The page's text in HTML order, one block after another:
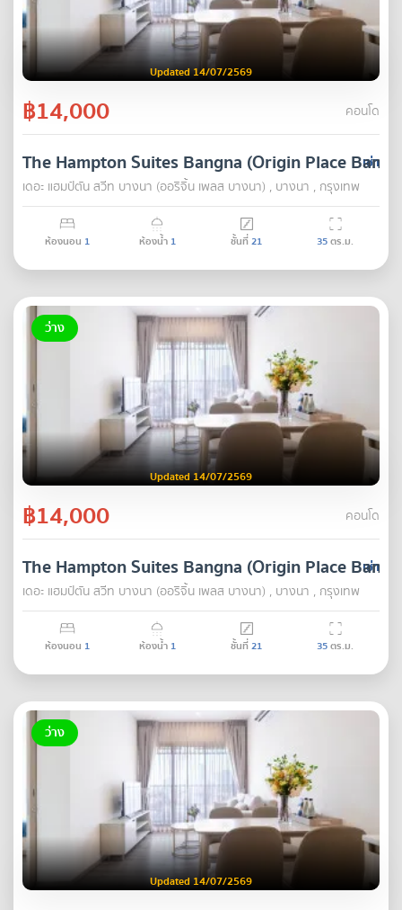
Updated 14/07/2569
฿14,000 คอนโด
เช่า
The Hampton Suites Bangna (Origin Place
เดอะ แฮมป์ตัน สวีท บางนา (ออริจิ้น เพลส บางนา) , บางนา , กรุงเทพ
ห้องนอน 1 ห้องน้ำ 1 ชั้นที่21 35ตร.ม.
ว่าง
Updated 14/07/2569
฿14,000 คอนโด
เช่า
The Hampton Suites Bangna (Origin Place
เดอะ แฮมป์ตัน สวีท บางนา (ออริจิ้น เพลส บางนา) , บางนา , กรุงเทพ
ห้องนอน 1 ห้องน้ำ 1 ชั้นที่21 35ตร.ม.
ว่าง
Updated 14/07/2569